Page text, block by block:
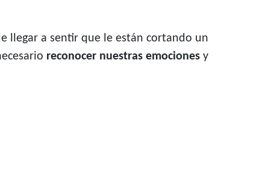
llegar a sentir que le están cortando un
reconocer nuestras emociones y